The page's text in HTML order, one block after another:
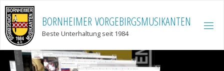
Skip
content
BORNHEIMER VORGEBIRGSMUSIKANTEN
Beste Unterhaltung seit 1984